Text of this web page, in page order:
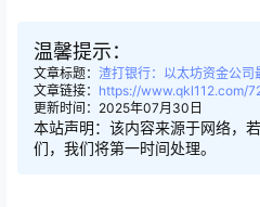
温馨提示：
文章标题： 渣打银行：以太坊资金公
文章链接： https://www.qkl112.com/
更新时间：2025年07月30日
本站声明：该内容来源于网络，
们，我们将第一时间处理。